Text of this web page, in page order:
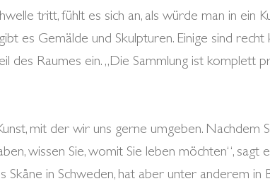
tritt, fühlt es sich an, als würde man in ein
es Gemälde und Skulpturen. Einige sind recht
des Raumes ein. „Die Sammlung ist komplett
mit der wir uns gerne umgeben. Nachdem
wissen Sie, womit Sie leben möchten“, sagt
Skåne in Schweden, hat aber unter anderem in